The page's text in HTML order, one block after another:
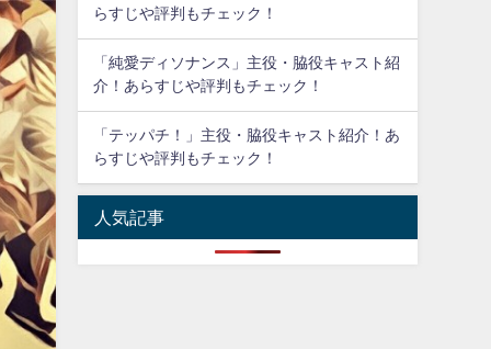
らすじや評判もチェック！
「純愛ディソナンス」主役・脇役キャスト紹
介！あらすじや評判もチェック！
「テッパチ！」主役・脇役キャスト紹介！あ
らすじや評判もチェック！
人気記事